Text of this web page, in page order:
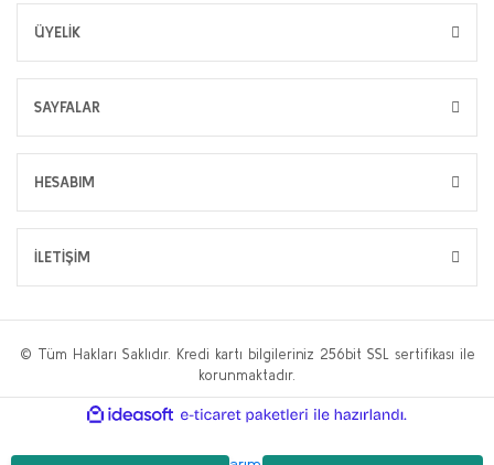
ÜYELİK
SAYFALAR
HESABIM
İLETİŞİM
© Tüm Hakları Saklıdır. Kredi kartı bilgileriniz 256bit SSL sertifikası ile
korunmaktadır.
ideasoft
e-
paketleri